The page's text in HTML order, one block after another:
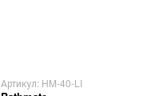
Артикул: HM-40-LI